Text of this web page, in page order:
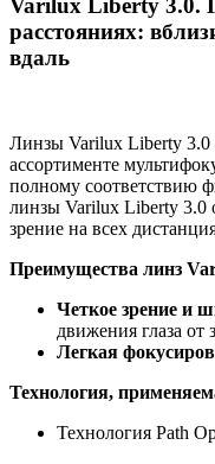
Varilux Liberty 3.0.
расстояниях:
вдаль
Линзы Varilux Liberty 3.0
ассортименте
полному соответствию
линзы Varilux Liberty 3.0
зрение на всех
Преимущества линз
Четкое зрение и
движения глаза от
Легкая
Технология,
Технология Path